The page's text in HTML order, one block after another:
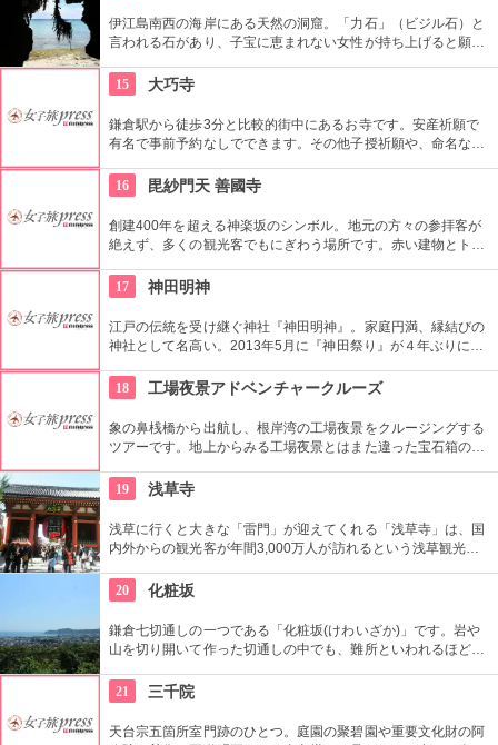
伊江島南西の海岸にある天然の洞窟。「力石」（ビジル石）と
言われる石があり、子宝に恵まれない女性が持ち上げると願い
として利用され、多くの人を収容した事から「千人洞（ガ
マ）」とも呼ばれている。パワースポットとしても名高い場所
で拝所（聖域）の為敬意を払って入ろう。
15 大巧寺
鎌倉駅から徒歩3分と比較的街中にあるお寺です。安産祈願で
有名で事前予約なしでできます。その他子授祈願や、命名など
16
毘紗門天 善國寺
創建400年を超える神楽坂のシンボル。地元の方々の参拝客が
絶えず、多くの観光客でもにぎわう場所です。赤い建物とトラ
ら坂を上るようにして行くと、さらに見ごたえあり。
17 神田明神
江戸の伝統を受け継ぐ神社『神田明神』。家庭円満、縁結びの
神社として名高い。2013年5月に『神田祭り』が４年ぶりに復
18
工場夜景アドベンチャークルーズ
象の鼻桟橋から出航し、根岸湾の工場夜景をクルージングする
ツアーです。地上からみる工場夜景とはまた違った宝石箱のよ
き、さらにロマンチックな演出をかもし出しています。
19 浅草寺
浅草に行くと大きな「雷門」が迎えてくれる「浅草寺」は、国
内外からの観光客が年間3,000万人が訪れるという浅草観光一
都内最古の名刹です。
20 化粧坂
鎌倉七切通しの一つである「化粧坂(けわいざか)」です。岩や
山を切り開いて作った切通しの中でも、難所といわれるほど化
で、ヒールやブーツは厳禁です！頂上の源氏山公園にシートを
ひいてお弁当を食べるのもお勧めです。
21 三千院
天台宗五箇所室門跡のひとつ。庭園の聚碧園や重要文化財の阿